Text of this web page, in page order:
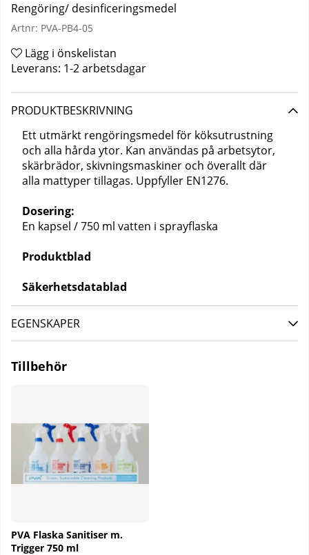
Rengöring/ desinficeringsmedel
Artnr: PVA-PB4-05
Lägg i önskelistan
Leverans: 1-2 arbetsdagar
PRODUKTBESKRIVNING
Ett utmärkt rengöringsmedel för köksutrustning
och alla hårda ytor. Kan användas på arbetsytor,
skärbrädor, skivningsmaskiner och överallt där
alla mattyper tillagas. Uppfyller EN1276.
Dosering:
En kapsel / 750 ml vatten i sprayflaska
Produktblad
Säkerhetsdatablad
EGENSKAPER
Tillbehör
PVA Flaska Sanitiser m.
Trigger 750 ml